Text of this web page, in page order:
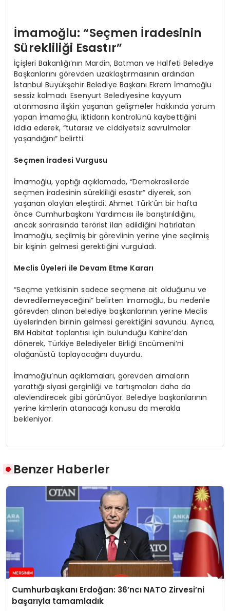
İmamoğlu: “Seçmen İradesinin
Sürekliliği Esastır”
İçişleri Bakanlığı’nın Mardin, Batman ve Halfeti Belediye
Başkanlarını görevden uzaklaştırmasının ardından
İstanbul Büyükşehir Belediye Başkanı Ekrem İmamoğlu
sessiz kalmadı. Esenyurt Belediyesine kayyum
atanmasına ilişkin yaşanan gelişmeler hakkında yorum
yapan İmamoğlu, iktidarın kontrolünü kaybettiğini
iddia ederek, “tutarsız ve ciddiyetsiz savrulmalar
yaşandığını” belirtti.
Seçmen İradesi Vurgusu
İmamoğlu, yaptığı açıklamada, “Demokrasilerde
seçmen iradesinin sürekliliği esastır” diyerek, son
yaşanan olayları eleştirdi. Ahmet Türk’ün bir hafta
önce Cumhurbaşkanı Yardımcısı ile barıştırıldığını,
ancak sonrasında terörist ilan edildiğini hatırlatan
İmamoğlu, seçilmiş bir görevlinin yerine yine seçilmiş
bir kişinin gelmesi gerektiğini vurguladı.
Meclis Üyeleri ile Devam Etme Kararı
“Seçme yetkisinin sadece seçmene ait olduğunu ve
devredilemeyeceğini” belirten İmamoğlu, bu nedenle
görevden alınan belediye başkanlarının yerine Meclis
üyelerinden birinin gelmesi gerektiğini savundu. Ayrıca,
BM Habitat toplantısı için bulunduğu Kahire’den
dönerek, Türkiye Belediyeler Birliği Encümeni’ni
olağanüstü toplayacağını duyurdu.
İmamoğlu’nun açıklamaları, görevden almaların
yarattığı siyasi gerginliği ve tartışmaları daha da
alevlendirecek gibi görünüyor. Belediye başkanlarının
yerine kimlerin atanacağı konusu da merakla
bekleniyor.
Benzer Haberler
Cumhurbaşkanı Erdoğan: 36’ncı NATO Zirvesi’ni
başarıyla tamamladık